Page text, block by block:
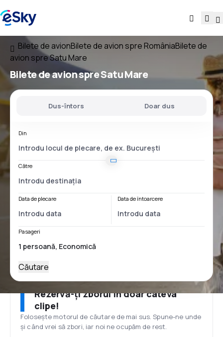
Bilete de avionBilete de avion spre RomâniaBilete de
avion spre Satu Mare
Bilete de avion spre Satu Mare
Dus-întors Doar dus
Din
Către
Data de plecare Data de întoarcere
Pasageri
Căutare
Rezervă-ți zborul în doar câteva
clipe!
Folosește motorul de căutare de mai sus. Spune-ne unde
și când vrei să zbori, iar noi ne ocupăm de rest.